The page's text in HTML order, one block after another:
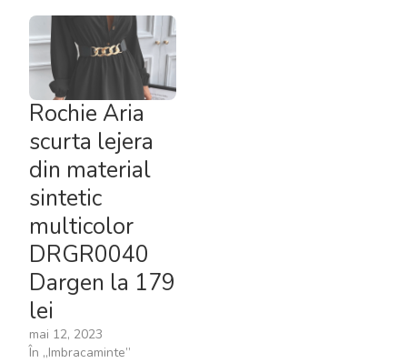
Rochie Aria
scurta lejera
din material
sintetic
multicolor
DRGR0040
Dargen la 179
lei
mai 12, 2023
În „Imbracaminte”